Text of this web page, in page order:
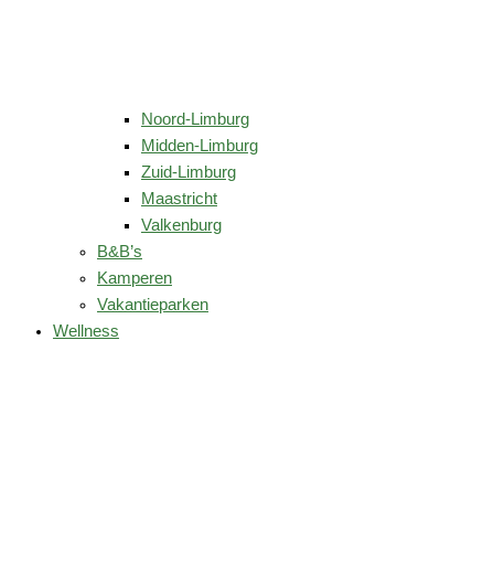
Noord-Limburg
Midden-Limburg
Zuid-Limburg
Maastricht
Valkenburg
B&B’s
Kamperen
Vakantieparken
Wellness